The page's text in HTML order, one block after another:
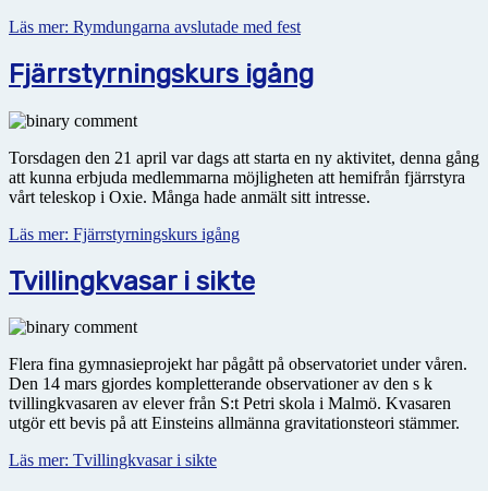
Läs mer: Rymdungarna avslutade med fest
Fjärrstyrningskurs igång
Torsdagen den 21 april var dags att starta en ny aktivitet, denna gång
att kunna erbjuda medlemmarna möjligheten att hemifrån fjärrstyra
vårt teleskop i Oxie. Många hade anmält sitt intresse.
Läs mer: Fjärrstyrningskurs igång
Tvillingkvasar i sikte
Flera fina gymnasieprojekt har pågått på observatoriet under våren.
Den 14 mars gjordes kompletterande observationer av den s k
tvillingkvasaren av elever från S:t Petri skola i Malmö. Kvasaren
utgör ett bevis på att Einsteins allmänna gravitationsteori stämmer.
Läs mer: Tvillingkvasar i sikte